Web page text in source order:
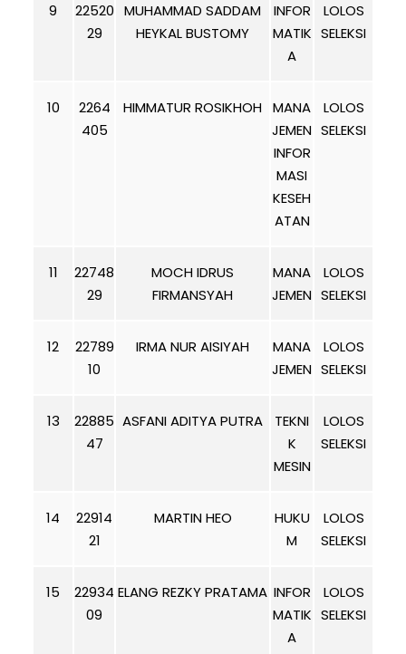
9
22520
29
MUHAMMAD SADDAM
HEYKAL BUSTOMY
INFOR
MATIK
A
LOLOS
SELEKSI
10
2264
405
HIMMATUR ROSIKHOH MANA
JEMEN
INFOR
MASI
KESEH
ATAN
LOLOS
SELEKSI
11
22748
29
MOCH IDRUS
FIRMANSYAH
MANA
JEMEN
LOLOS
SELEKSI
12
22789
10
IRMA NUR AISIYAH
MANA
JEMEN
LOLOS
SELEKSI
13
22885
47
ASFANI ADITYA PUTRA
TEKNI
K
MESIN
LOLOS
SELEKSI
14
22914
21
MARTIN HEO
HUKU
M
LOLOS
SELEKSI
15
22934
09
ELANG REZKY PRATAMA INFOR
MATIK
A
LOLOS
SELEKSI